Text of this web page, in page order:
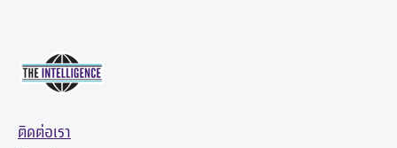
ติดต่อเรา